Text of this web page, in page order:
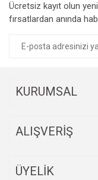
Ücretsiz kayıt olun
fırsatlardan anında
KURUMSAL
ALIŞVERİŞ
ÜYELİK